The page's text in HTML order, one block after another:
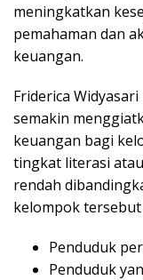
meningkatkan
pemahaman dan
keuangan.
Friderica
semakin
keuangan bagi
tingkat literasi
rendah
kelompok
Penduduk
Penduduk